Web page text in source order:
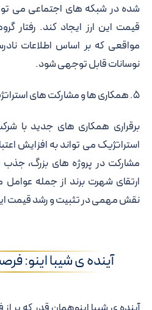
شده در شبکه های اجتماعی می
قیمت این ارز ایجاد کند. رفتار
مواقعی که بر اساس اطلاعات
نوسانات قابل توجهی شود.
۵. همکاری ها و مشارکت های استراتژیک
برقراری همکاری های جدید با
استراتژیک می تواند به افزایش
مشارکت در پروژه های بزرگ،
ارتقای شهرت برند از جمله
نقش مهمی در تثبیت و رشد قیمت
آینده ی شیبا اینو: